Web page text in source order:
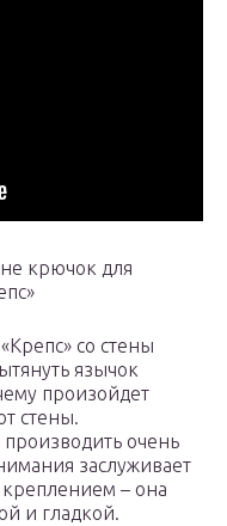
крючок для
со стены
язычок
произойдет
стены.
очень
заслуживает
креплением – она
и гладкой.